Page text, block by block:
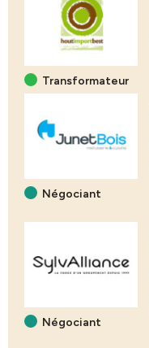
Transformateur
Négociant
Négociant